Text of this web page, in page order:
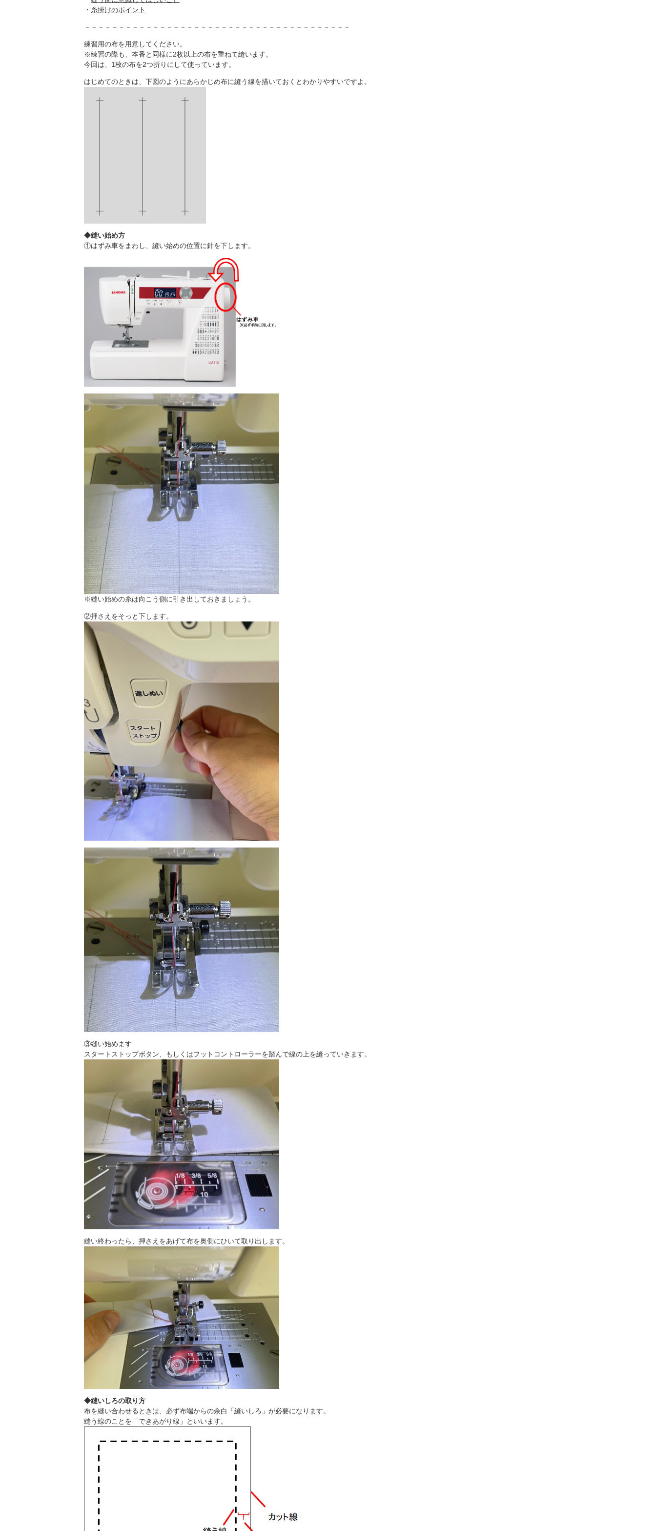
・ 糸掛けのポイント
－－－－－－－－－－－－－－－－－－－－－－－－－－－－－－－－－－－－－－－
練習用の布を用意してください。
※練習の際も、本番と同様に2枚以上の布を重ねて縫います。
今回は、1枚の布を2つ折りにして使っています。
はじめてのときは、下図のようにあらかじめ布に縫う線を描いておくとわかりやすいですよ。
◆縫い始め方
①はずみ車をまわし、縫い始めの位置に針を下します。
※縫い始めの糸は向こう側に引き出しておきましょう。
②押さえをそっと下します。
③縫い始めます
スタートストップボタン、もしくはフットコントローラーを踏んで線の上を縫っていきます。
縫い終わったら、押さえをあげて布を奥側にひいて取り出します。
◆縫いしろの取り方
布を縫い合わせるときは、必ず布端からの余白「縫いしろ」が必要になります。
縫う線のことを「できあがり線」といいます。